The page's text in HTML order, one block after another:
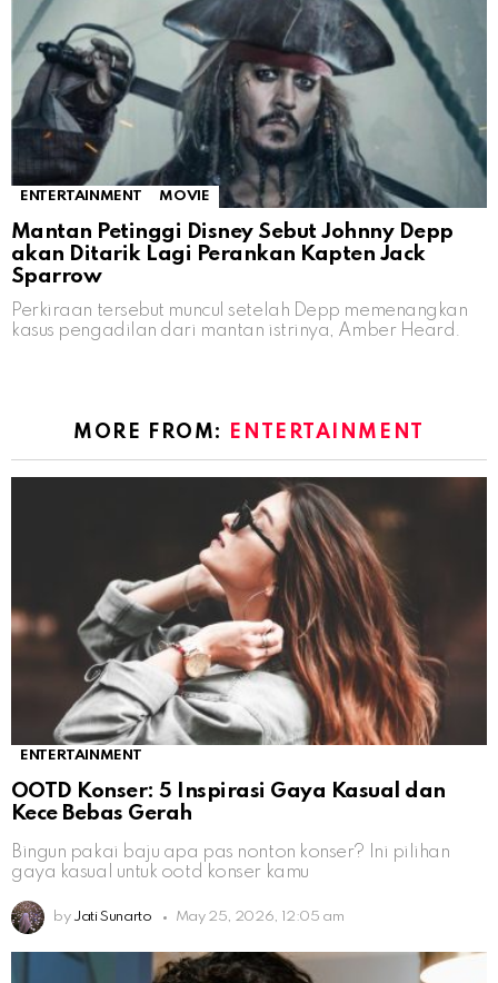
ENTERTAINMENT MOVIE
Mantan Petinggi Disney Sebut Johnny Depp
akan Ditarik Lagi Perankan Kapten Jack
Sparrow
Perkiraan tersebut muncul setelah Depp memenangkan
kasus pengadilan dari mantan istrinya, Amber Heard.
MORE FROM: ENTERTAINMENT
ENTERTAINMENT
OOTD Konser: 5 Inspirasi Gaya Kasual dan
Kece Bebas Gerah
Bingun pakai baju apa pas nonton konser? Ini pilihan
gaya kasual untuk ootd konser kamu
by Jati Sunarto May 25, 2026, 12:05 am